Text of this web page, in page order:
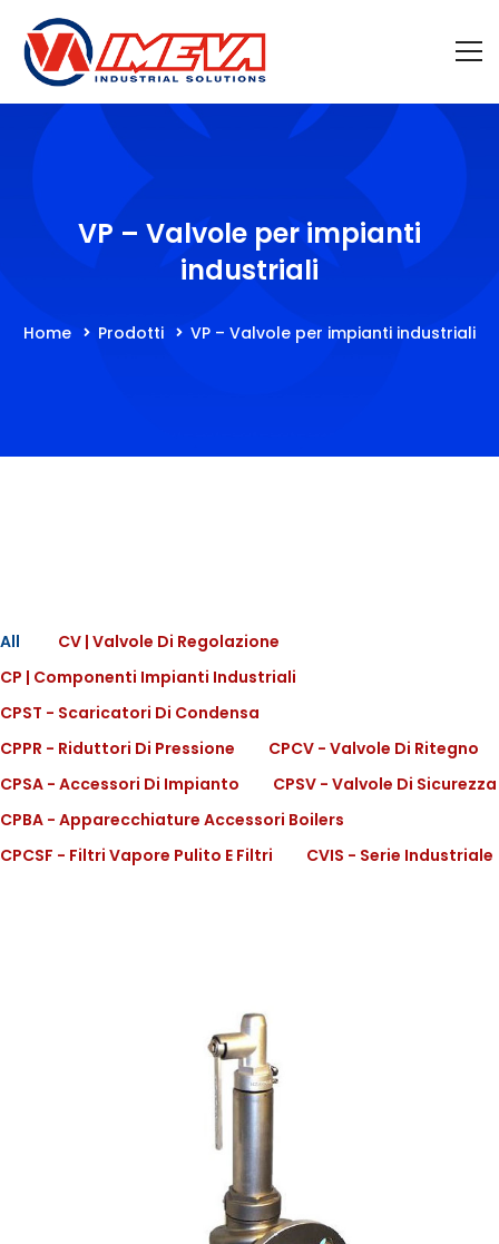
VP – Valvole per impianti
industriali
Home Prodotti VP – Valvole per impianti industriali
All
CV | Valvole Di Regolazione
CP | Componenti Impianti Industriali
CPST - Scaricatori Di Condensa
CPPR - Riduttori Di Pressione
CPCV - Valvole Di Ritegno
CPSA - Accessori Di Impianto
CPSV - Valvole Di Sicurezza
CPBA - Apparecchiature Accessori Boilers
CPCSF - Filtri Vapore Pulito E Filtri
CVIS - Serie Industriale